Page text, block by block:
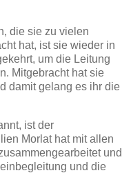
die sie zu vielen
hat, ist sie wieder in
um die Leitung
Mitgebracht hat sie
damit gelang es ihr die
ist der
Morlat hat mit allen
und
und die